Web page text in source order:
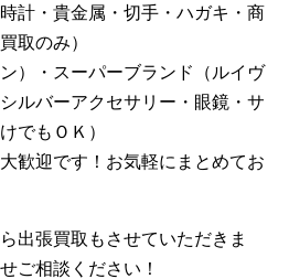
計・貴金属・切手・ハガキ・商
取のみ）
）・スーパーブランド（ルイヴ
ルバーアクセサリー・眼鏡・サ
でもＯＫ）
歓迎です！お気軽にまとめてお
出張買取もさせていただきま
ご相談ください！